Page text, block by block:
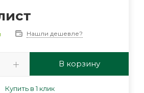
Нашли дешевле?
В корзину
Купить в 1 клик